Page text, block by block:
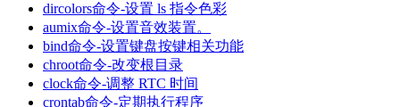
dircolors命令-设置 ls 指令色彩
aumix命令-设置音效装置。
bind命令-设置键盘按键相关功能
chroot命令-改变根目录
clock命令-调整 RTC 时间
crontab命令-定期执行程序